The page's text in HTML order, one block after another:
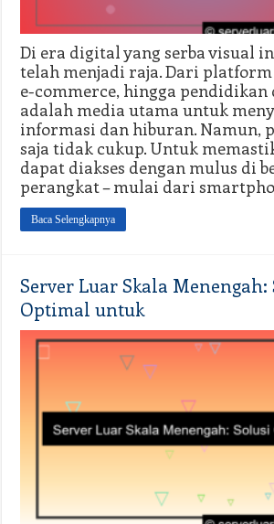
Di era digital yang serba visual
telah menjadi raja. Dari platform
e-commerce, hingga pendidikan
adalah media utama untuk
informasi dan hiburan. Namun,
saja tidak cukup. Untuk
dapat diakses dengan mulus di
perangkat – mulai dari
Baca Selengkapnya
Server Luar Skala Menengah:
Optimal untuk